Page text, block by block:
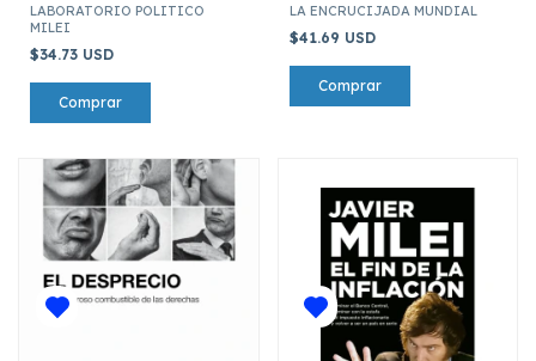
LABORATORIO POLITICO
MILEI
$34.73 USD
LA ENCRUCIJADA MUNDIAL
$41.69 USD